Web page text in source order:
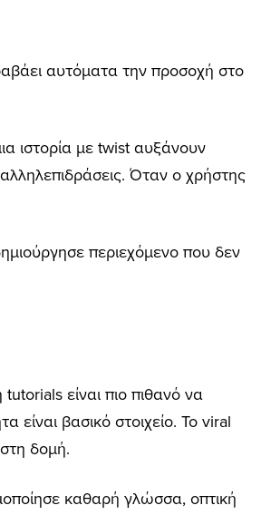
αυτόματα την προσοχή στο
ιστορία με twist αυξάνουν
Όταν ο χρήστης
περιεχόμενο που δεν
είναι πιο πιθανό να
είναι βασικό στοιχείο. Το viral
δομή.
καθαρή γλώσσα, οπτική